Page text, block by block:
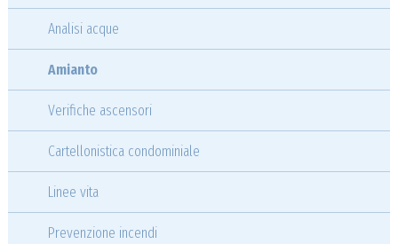
Analisi acque
Amianto
Verifiche ascensori
Cartellonistica condominiale
Linee vita
Prevenzione incendi